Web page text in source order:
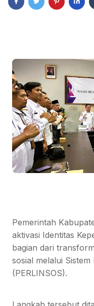
Pemerintah
aktivasi Identitas
bagian dari
sosial melalui
(PERLINSOS).